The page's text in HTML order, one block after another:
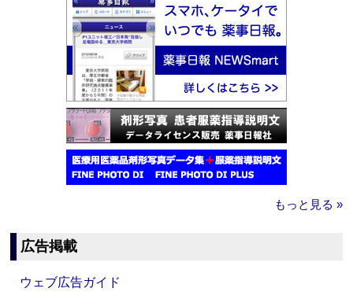
もっと見る »
広告掲載
ウェブ広告ガイド